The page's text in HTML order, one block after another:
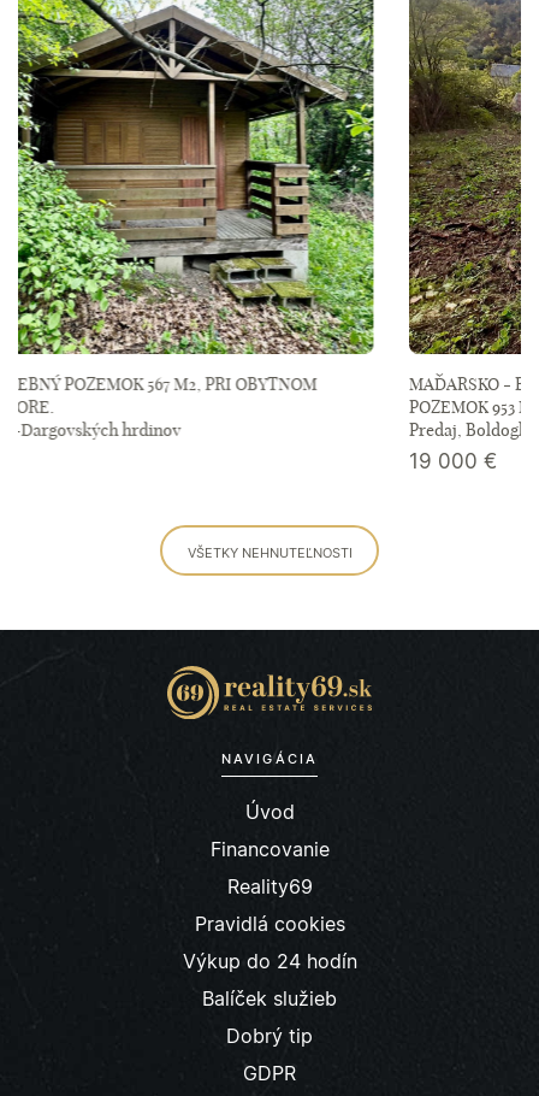
MAĎARSKO - BOLDOGKOVARALJA PEKNÝ STAVEBNÝ
POZEMOK 953 M2.
Predaj, Boldogkőváralja
VŠETKY NEHNUTEĽNOSTI
NAVIGÁCIA
Úvod
Financovanie
Reality69
Pravidlá cookies
Výkup do 24 hodín
Balíček služieb
Dobrý tip
GDPR